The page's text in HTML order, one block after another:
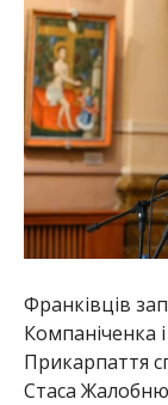
Франківців
Компаніченка
Прикарпаття
Стаса